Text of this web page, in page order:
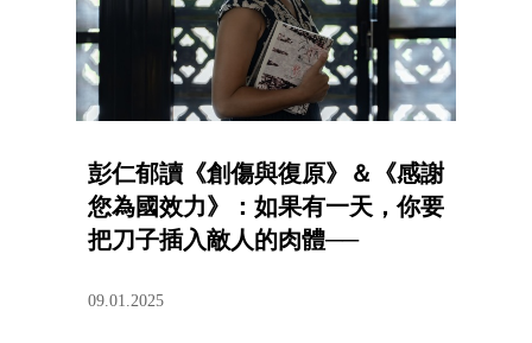
彭仁郁讀《創傷與復原》＆《感謝
您為國效力》：如果有一天，你要
把刀子插入敵人的肉體──
09.01.2025